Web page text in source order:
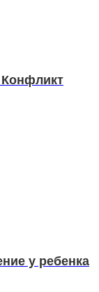
Конфликт
у ребенка